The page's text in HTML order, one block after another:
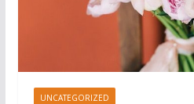
UNCATEGORIZED